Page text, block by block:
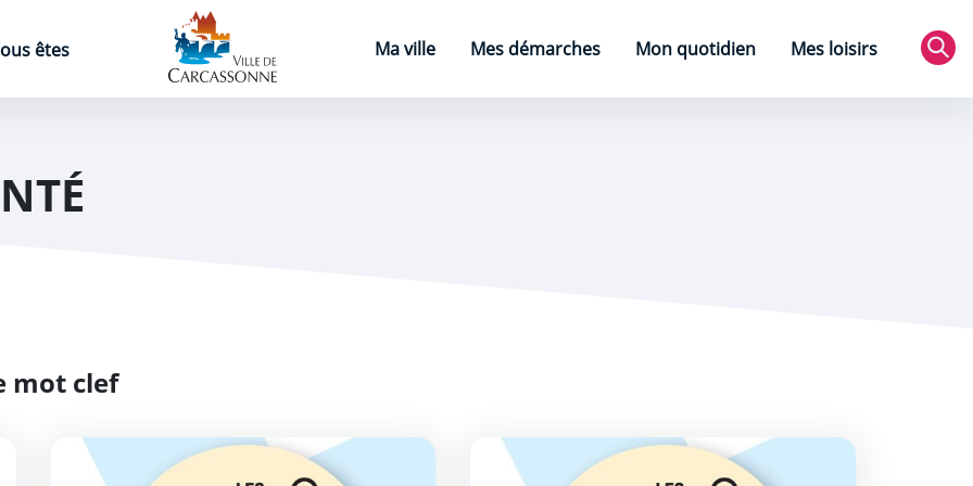
êtes
Page d'accueil
Ma ville
Mes démarches Mon quotidien
Mes loisirs
mot clef
Perturbateurs endocriniens : des leçons de l’environnement aux enjeux de santé publique
Les troubles du sommeil